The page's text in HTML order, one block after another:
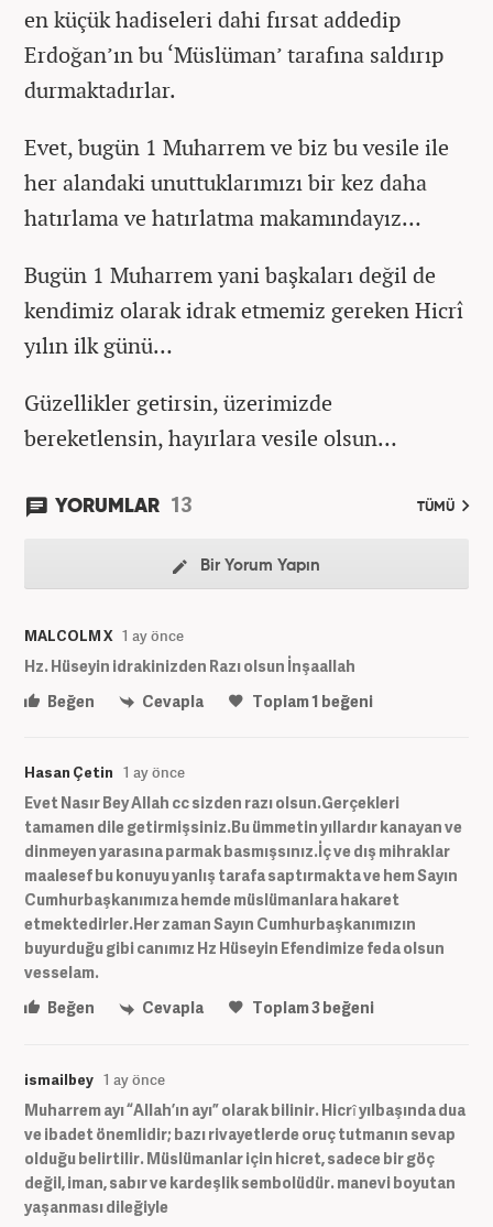
en küçük hadiseleri dahi fırsat addedip
Erdoğan’ın bu ‘Müslüman’ tarafına saldırıp
durmaktadırlar.
Evet, bugün 1 Muharrem ve biz bu vesile ile
her alandaki unuttuklarımızı bir kez daha
hatırlama ve hatırlatma makamındayız…
Bugün 1 Muharrem yani başkaları değil de
kendimiz olarak idrak etmemiz gereken Hicrî
yılın ilk günü…
Güzellikler getirsin, üzerimizde
bereketlensin, hayırlara vesile olsun…
YORUMLAR 13 TÜMÜ
Bir Yorum Yapın
MALCOLM X 1 ay önce
Hz. Hüseyin idrakinizden Razı olsun İnşaallah
Beğen
Cevapla Toplam1 beğeni
Hasan Çetin 1 ay önce
Evet Nasır Bey Allah cc sizden razı olsun.Gerçekleri
tamamen dile getirmişsiniz.Bu ümmetin yıllardır kanayan ve
dinmeyen yarasına parmak basmışsınız.İç ve dış mihraklar
maalesef bu konuyu yanlış tarafa saptırmakta ve hem Sayın
Cumhurbaşkanımıza hemde müslümanlara hakaret
etmektedirler.Her zaman Sayın Cumhurbaşkanımızın
buyurduğu gibi canımız Hz Hüseyin Efendimize feda olsun
vesselam.
Beğen
Cevapla Toplam3beğeni
ismailbey 1 ay önce
Muharrem ayı “Allah’ın ayı” olarak bilinir. Hicrî yılbaşında dua
ve ibadet önemlidir; bazı rivayetlerde oruç tutmanın sevap
olduğu belirtilir. Müslümanlar için hicret, sadece bir göç
değil, iman, sabır ve kardeşlik sembolüdür. manevi boyutan
yaşanması dileğiyle